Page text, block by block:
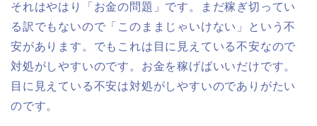
それはやはり「お金の問題」です。まだ稼ぎ切ってい
る訳でもないので「このままじゃいけない」という不
安があります。でもこれは目に見えている不安なので
対処がしやすいのです。お金を稼げばいいだけです。
目に見えている不安は対処がしやすいのでありがたい
のです。